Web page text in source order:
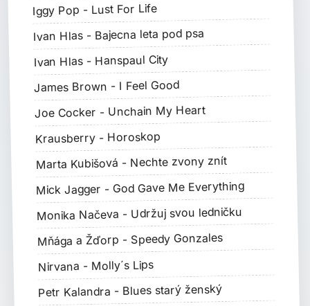
Iggy Pop - Lust For Life
Ivan Hlas - Bajecna leta pod psa
Ivan Hlas - Hanspaul City
James Brown - I Feel Good
Joe Cocker - Unchain My Heart
Krausberry - Horoskop
Marta Kubišová - Nechte zvony znít
Mick Jagger - God Gave Me Everything
Monika Načeva - Udržuj svou ledničku
Mňága a Žďorp - Speedy Gonzales
Nirvana - Molly´s Lips
Petr Kalandra - Blues starý ženský